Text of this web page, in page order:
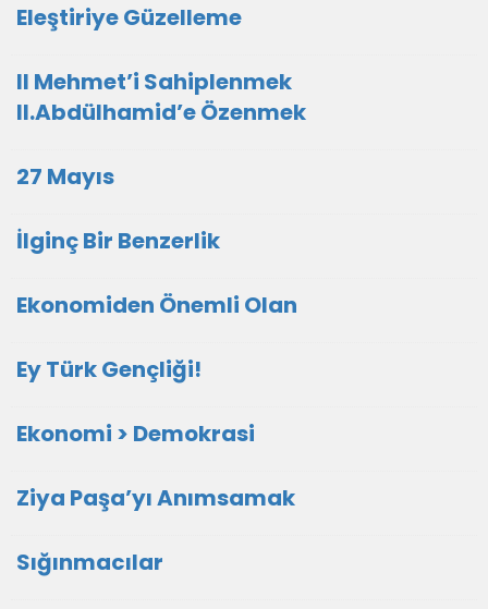
Eleştiriye Güzelleme
II Mehmet’i Sahiplenmek
II.Abdülhamid’e Özenmek
27 Mayıs
İlginç Bir Benzerlik
Ekonomiden Önemli Olan
Ey Türk Gençliği!
Ekonomi > Demokrasi
Ziya Paşa’yı Anımsamak
Sığınmacılar